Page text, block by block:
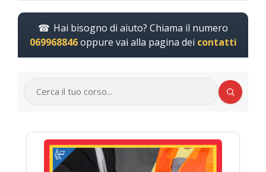
Hai bisogno di aiuto? Chiama il numero
069968846oppure vai alla pagina dei contatti